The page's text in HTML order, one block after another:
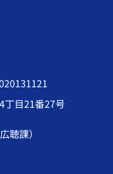
丁目21番27号
聴課）